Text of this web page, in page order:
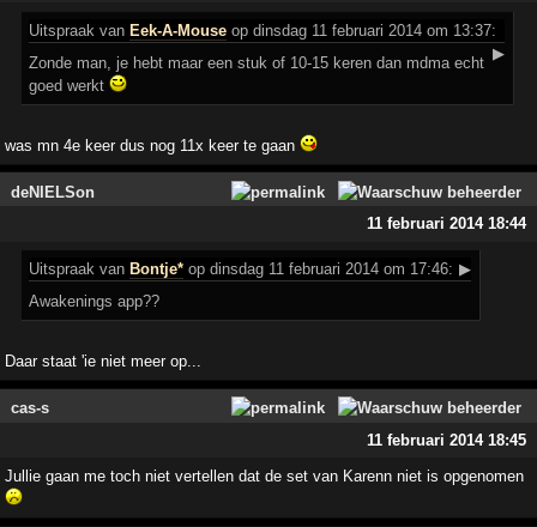
Uitspraak van Eek-A-Mouse op dinsdag 11 februari 2014 om 13:37:
▶
Zonde man, je hebt maar een stuk of 10-15 keren dan mdma echt
goed werkt
was mn 4e keer dus nog 11x keer te gaan
deNIELSon
11 februari 2014 18:44
Uitspraak van Bontje* op dinsdag 11 februari 2014 om 17:46: ▶
Awakenings app??
Daar staat 'ie niet meer op...
cas-s
11 februari 2014 18:45
Jullie gaan me toch niet vertellen dat de set van Karenn niet is opgenomen